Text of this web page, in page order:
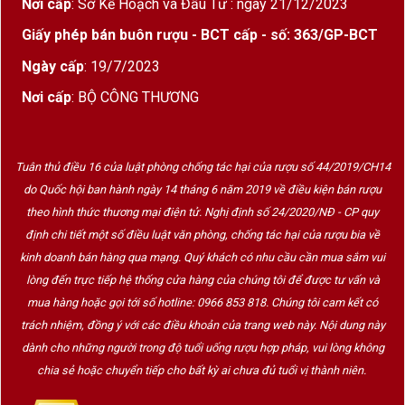
hoặc quà gia đình trong dịp lễ Tết.
Hộp gỗ 3 chai Feudi Salentini không quá phô
trương nhưng đủ nổi bật, thể hiện rõ gu thẩm mỹ
tinh tế của người tặng.
Salentini – Biểu tượng vang Nam Ý
3.1 Nguồn gốc từ vùng Salento trứ danh
là thương hiệu rượu vang nổi
tiếng đến từ vùng
Salento – Puglia
, miền Nam
nước Ý. Khu vực này được mệnh danh là “gót giày
của nước Ý”, sở hữu khí hậu Địa Trung Hải lý
tưởng: nắng nhiều, gió biển mát và thổ nhưỡng
giàu khoáng chất.
Nơi cấp: Sở Kế Hoạch và Đầu Tư : ngày 21/12/2023
Giấy phép bán buôn rượu - BCT cấp - số: 363/GP-BCT
Ngày cấp: 19/7/2023
Nơi cấp: BỘ CÔNG THƯƠNG
Tuân thủ điều 16 của luật phòng chống tác hại của rượu số 44/2019/CH14
do Quốc hội ban hành ngày 14 tháng 6 năm 2019 về điều kiện bán rượu
theo hình thức thương mại điện tử. Nghị định số 24/2020/NĐ - CP quy
định chi tiết một số điều luật văn phòng, chống tác hại của rượu bia về
kinh doanh bán hàng qua mạng. Quý khách có nhu cầu cần mua sắm vui
lòng đến trực tiếp hệ thống cửa hàng của chúng tôi để được tư vấn và
mua hàng hoặc gọi tới số hotline: 0966 853 818. Chúng tôi cam kết có
trách nhiệm, đồng ý với các điều khoản của trang web này. Nội dung này
dành cho những người trong độ tuổi uống rượu hợp pháp, vui lòng không
chia sẻ hoặc chuyển tiếp cho bất kỳ ai chưa đủ tuổi vị thành niên.